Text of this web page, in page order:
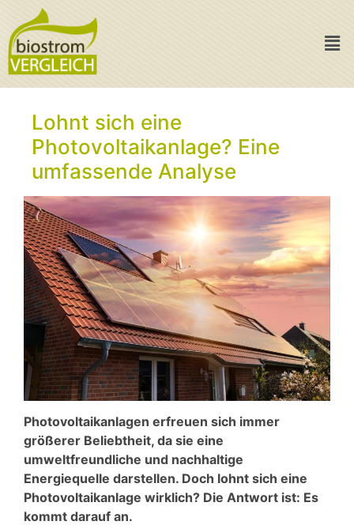
Lohnt sich eine
Photovoltaikanlage? Eine
umfassende Analyse
Photovoltaikanlagen erfreuen sich immer
größerer Beliebtheit, da sie eine
umweltfreundliche und nachhaltige
Energiequelle darstellen. Doch lohnt sich eine
Photovoltaikanlage wirklich? Die Antwort ist: Es
kommt darauf an.